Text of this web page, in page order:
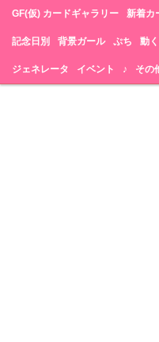
GF(仮) カードギャラリー 新着カ
記念日別 背景ガール ぷち 動
ジェネレータ イベント ♪ その